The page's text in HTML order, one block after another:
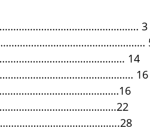
3
14
16